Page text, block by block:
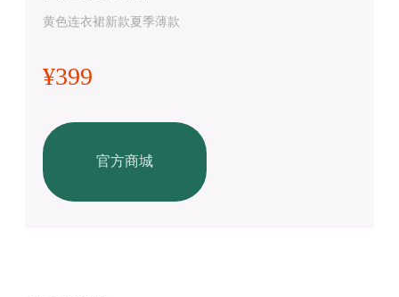
黄色连衣裙新款夏季薄款
¥399
官方商城